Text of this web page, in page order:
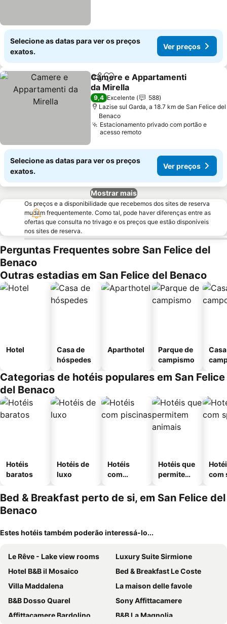
Selecione as datas para ver os preços
exatos.
Ver preços
PartilharAdicionar aos favoritos
Camere e Appartamenti
da Mirella
9,4 Excelente
588
Lazise sul Garda, a 18.7 km de San Felice del
Benaco
Estacionamento privado com portão e
acesso remoto
Selecione as datas para ver os preços
exatos.
Ver preços
Mostrar mais
Os preços e a disponibilidade que recebemos dos sites de reserva
mudam frequentemente. Como tal, pode haver diferenças entre as
ofertas que consulta no trivago e os preços que estão disponíveis
nos sites de reserva.
Perguntas Frequentes sobre San Felice del
Benaco
Outras estadias em San Felice del Benaco
Hotel
Casa de
hóspedes
Aparthotel
Parque de
campismo
Categorias de hotéis populares em San Felice
del Benaco
Hotéis
baratos
Hotéis de
luxo
Hotéis
com
Hotéis que
permitem
com
Bed & Breakfast perto de si, em San Felice del
Benaco
Estes hotéis também poderão interessá-lo...
Le Rêve - Lake view rooms
Luxury Suite Sirmione
Hotel B&B il Mosaico
Bed & Breakfast Le Coste
Villa Maddalena
La maison delle favole
B&B Dosso Quarel
Sony Affittacamere
Affittacamere Bardolino
B&B La Magnolia